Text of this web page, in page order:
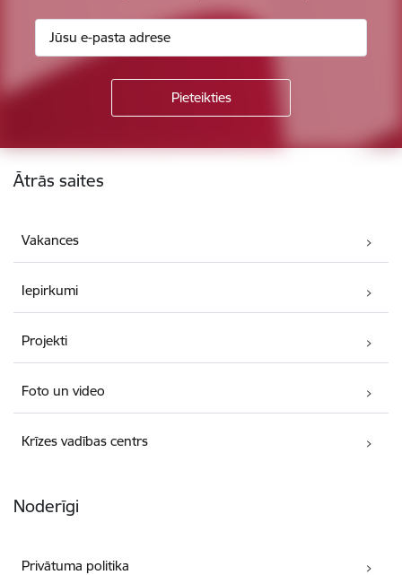
Kājene
Ātrās saites
Vakances
Iepirkumi
Projekti
Foto un video
Krīzes vadības centrs
Noderīgi
Privātuma politika